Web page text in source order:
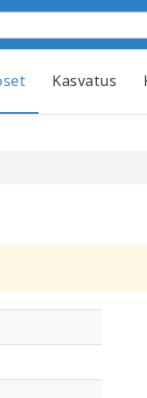
Kasvatus